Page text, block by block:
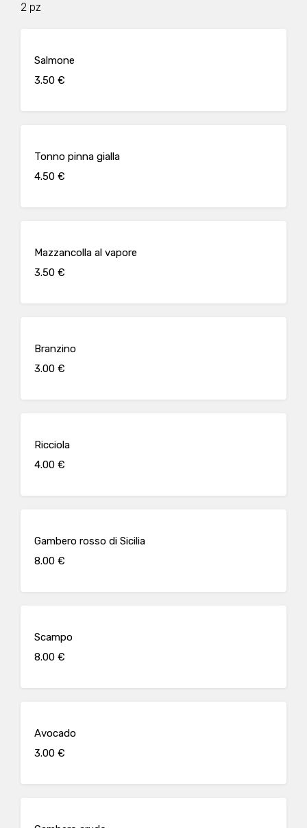
2 pz
Salmone
3.50 €
Tonno pinna gialla
4.50 €
Mazzancolla al vapore
3.50 €
Branzino
3.00 €
Ricciola
4.00 €
Gambero rosso di Sicilia
8.00 €
Scampo
8.00 €
Avocado
3.00 €